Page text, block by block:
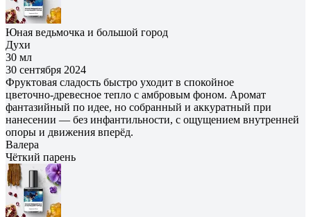
Юная ведьмочка и большой город
Духи
30 мл
30 сентября 2024
Фруктовая сладость быстро уходит в спокойное
цветочно‑древесное тепло с амбровым фоном. Аромат
фантазийный по идее, но собранный и аккуратный при
нанесении — без инфантильности, с ощущением внутренней
опоры и движения вперёд.
Валера
Чёткий парень